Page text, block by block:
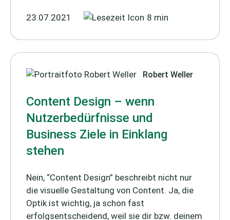
23.07.2021 8 min
Robert Weller
Content Design – wenn
Nutzerbedürfnisse und
Business Ziele in Einklang
stehen
Nein, “Content Design” beschreibt nicht nur
die visuelle Gestaltung von Content. Ja, die
Optik ist wichtig, ja schon fast
erfolgsentscheidend, weil sie dir bzw. deinem